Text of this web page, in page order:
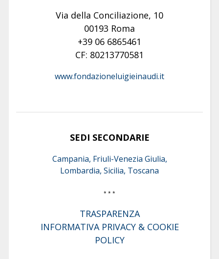
Via della Conciliazione, 10
00193 Roma
+39 06 6865461
CF: 80213770581
www.fondazioneluigieinaudi.it
SEDI SECONDARIE
Campania, Friuli-Venezia Giulia,
Lombardia, Sicilia, Toscana
* * *
TRASPARENZA
INFORMATIVA PRIVACY & COOKIE
POLICY